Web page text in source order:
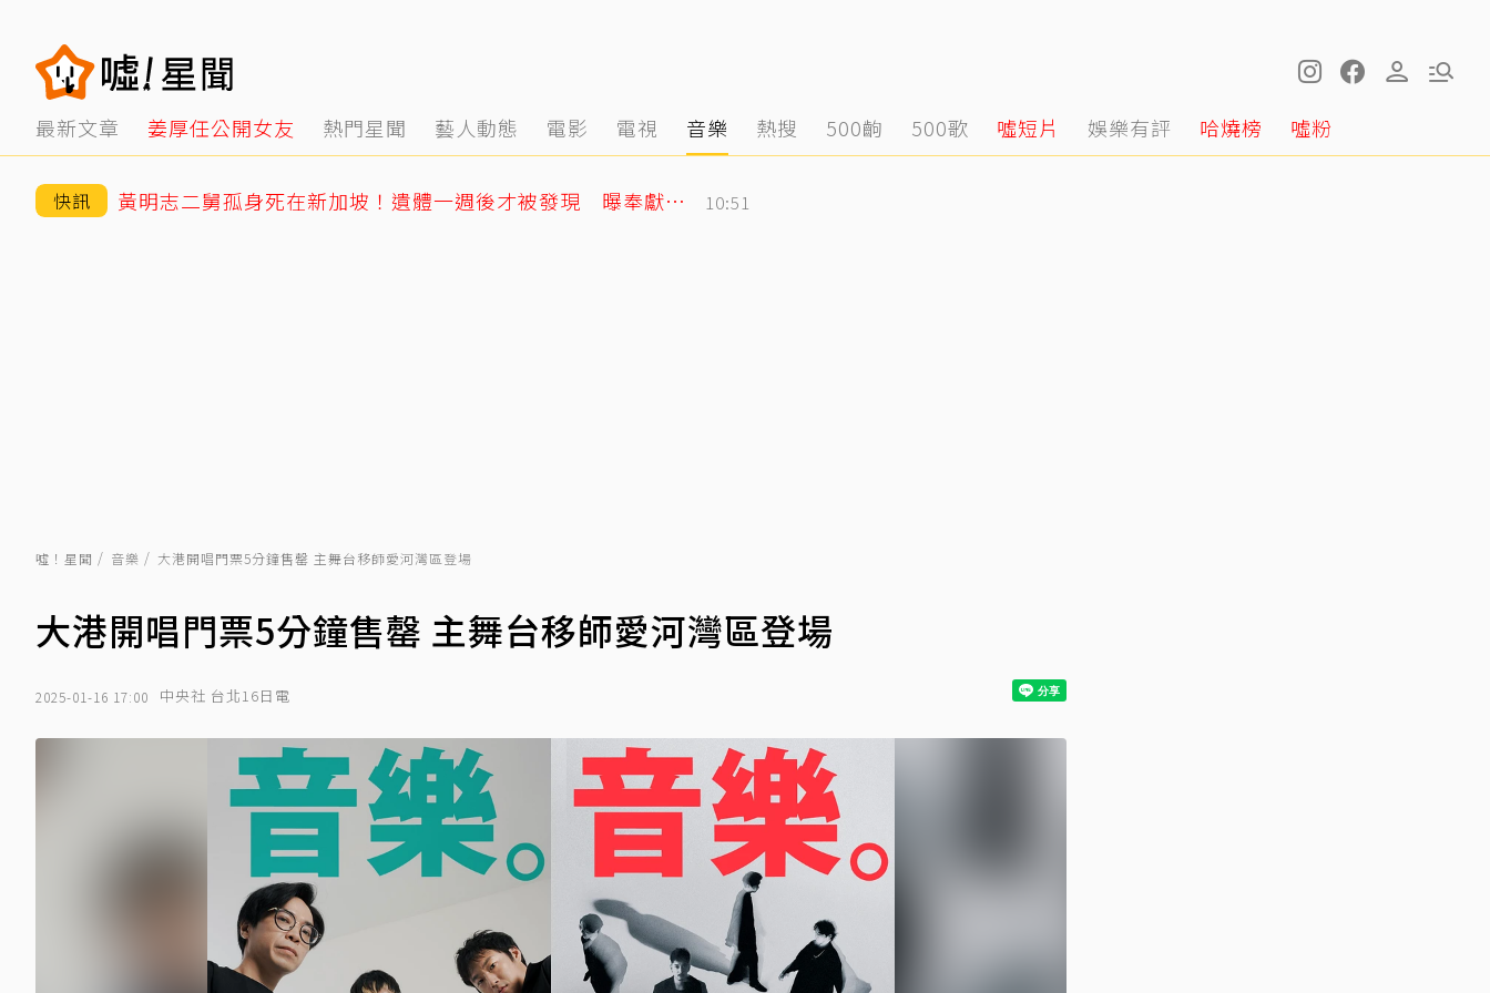
最新文章 姜厚任公開女友 熱門星聞 藝人動態 電影 電視 音樂 熱搜 500齣 500歌 噓短片 娛樂有評 哈燒榜 噓粉
快訊 黃明志二舅孤身死在新加坡！遺體一週後才被發現 曝奉獻異鄉40年人生 10:51
噓！星聞 音樂 大港開唱門票5分鐘售罄 主舞台移師愛河灣區登場
大港開唱門票5分鐘售罄 主舞台移師愛河灣區登場
2025-01-16 17:00 中央社 台北16日電